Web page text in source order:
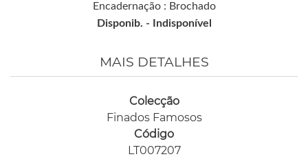
Encadernação : Brochado
Disponib. -
Indisponível
MAIS DETALHES
Colecção
Finados Famosos
Código
LT007207